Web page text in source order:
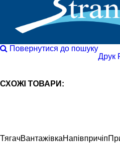
Повернутися до пошуку
Друк
СХОЖІ ТОВАРИ:
ТягачВантажівкаНапівпричіп